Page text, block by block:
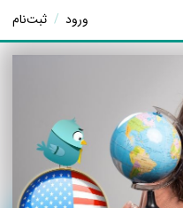
ورود / ثبت‌نام